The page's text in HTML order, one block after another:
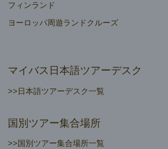
フィンランド
ヨーロッパ周遊ランドクルーズ
マイバス日本語ツアーデスク
>>日本語ツアーデスク一覧
国別ツアー集合場所
>>国別ツアー集合場所一覧